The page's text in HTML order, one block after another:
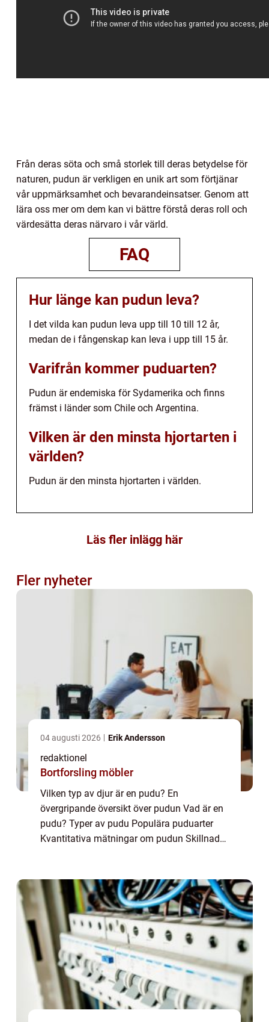
Från deras söta och små storlek till deras betydelse för
naturen, pudun är verkligen en unik art som förtjänar
vår uppmärksamhet och bevarandeinsatser. Genom att
lära oss mer om dem kan vi bättre förstå deras roll och
värdesätta deras närvaro i vår värld.
FAQ
Hur länge kan pudun leva?
I det vilda kan pudun leva upp till 10 till 12 år,
medan de i fångenskap kan leva i upp till 15 år.
Varifrån kommer puduarten?
Pudun är endemiska för Sydamerika och finns
främst i länder som Chile och Argentina.
Vilken är den minsta hjortarten i
världen?
Pudun är den minsta hjortarten i världen.
Läs fler inlägg här
Fler nyheter
04 augusti 2026 Erik Andersson
redaktionel
Bortforsling möbler
Vilken typ av djur är en pudu? En
övergripande översikt över pudun Vad är en
pudu? Typer av pudu Populära puduarter
Kvantitativa mätningar om pudun Skillnader
Pudu, är...